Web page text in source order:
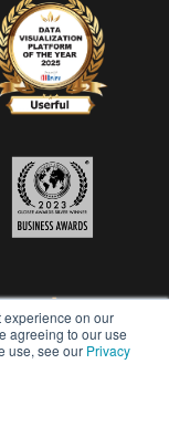
experience on our
agreeing to our use
use, see our Privacy